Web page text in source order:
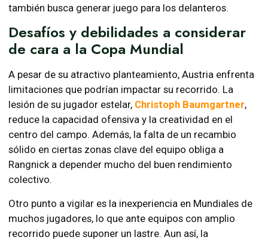
también busca generar juego para los delanteros.
Desafíos y debilidades a considerar
de cara a la Copa Mundial
A pesar de su atractivo planteamiento, Austria enfrenta
limitaciones que podrían impactar su recorrido. La
lesión de su jugador estelar, Christoph Baumgartner,
reduce la capacidad ofensiva y la creatividad en el
centro del campo. Además, la falta de un recambio
sólido en ciertas zonas clave del equipo obliga a
Rangnick a depender mucho del buen rendimiento
colectivo.
Otro punto a vigilar es la inexperiencia en Mundiales de
muchos jugadores, lo que ante equipos con amplio
recorrido puede suponer un lastre. Aun así, la